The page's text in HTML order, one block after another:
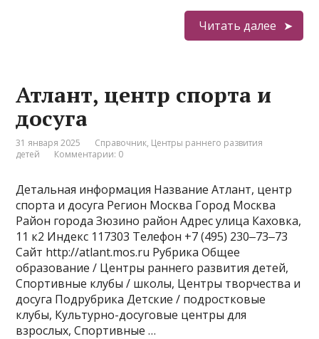
Читать далее
Атлант, центр спорта и
досуга
31 января 2025 Справочник, Центры раннего развития
детей
Комментарии: 0
Детальная информация Название Атлант, центр
спорта и досуга Регион Москва Город Москва
Район города Зюзино район Адрес улица Каховка,
11 к2 Индекс 117303 Телефон +7 (495) 230‒73‒73
Сайт http://atlant.mos.ru Рубрика Общее
образование / Центры раннего развития детей,
Спортивные клубы / школы, Центры творчества и
досуга Подрубрика Детские / подростковые
клубы, Культурно-досуговые центры для
взрослых, Спортивные …